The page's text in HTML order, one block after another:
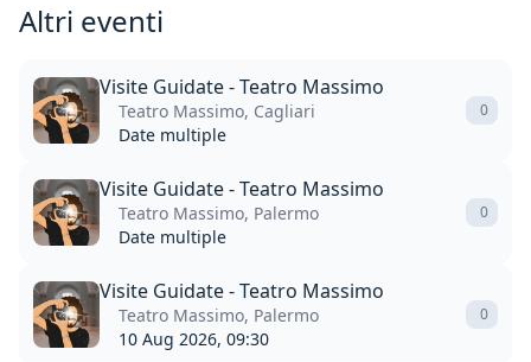
Altri eventi
Visite Guidate - Teatro Massimo
Teatro Massimo, Cagliari
Date multiple
0
Visite Guidate - Teatro Massimo
Teatro Massimo, Palermo
Date multiple
0
Visite Guidate - Teatro Massimo
Teatro Massimo, Palermo
10 Aug 2026, 09:30
0